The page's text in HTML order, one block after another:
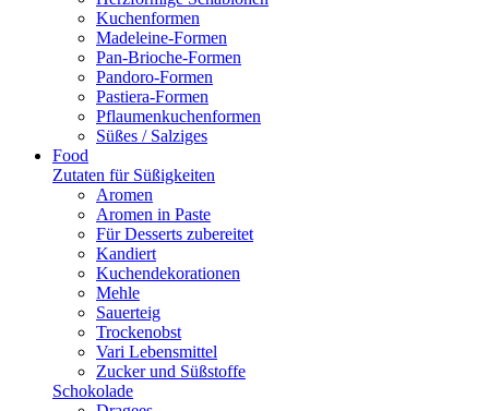
Kuchenformen
Madeleine-Formen
Pan-Brioche-Formen
Pandoro-Formen
Pastiera-Formen
Pflaumenkuchenformen
Süßes / Salziges
Food
Zutaten für Süßigkeiten
Aromen
Aromen in Paste
Für Desserts zubereitet
Kandiert
Kuchendekorationen
Mehle
Sauerteig
Trockenobst
Vari Lebensmittel
Zucker und Süßstoffe
Schokolade